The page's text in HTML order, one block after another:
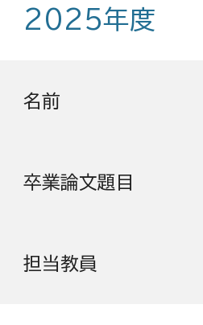
2025年度
名前
卒業論文題目
担当教員